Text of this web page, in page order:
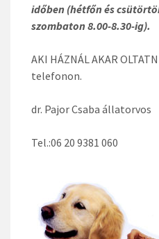
időben (hétfőn és
szombaton 8.00-8.30-ig).
AKI HÁZNÁL AKAR
telefonon.
dr. Pajor Csaba állatorvos
Tel.:06 20 9381 060